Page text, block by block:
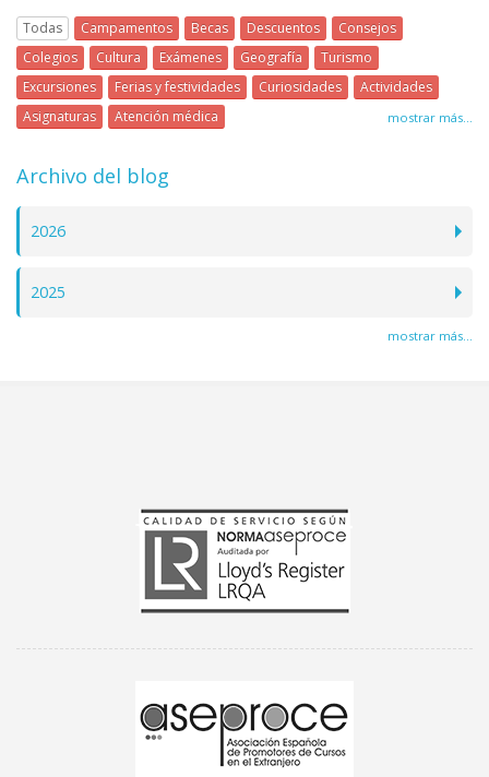
Todas Campamentos Becas Descuentos
Consejos
Colegios
Cultura Exámenes Geografía
Turismo
Excursiones
Ferias y festividades Curiosidades
Actividades
Asignaturas
Atención médica mostrar más...
Archivo del blog
2026
2025
mostrar más...